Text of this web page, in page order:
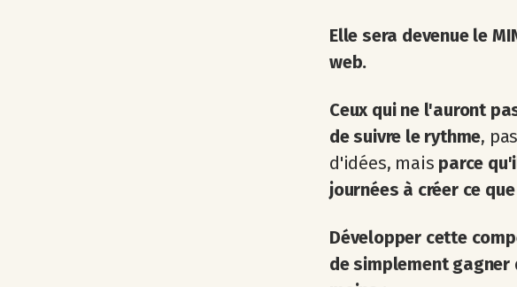
Elle sera devenue le
web.
Ceux qui ne l'auront
de suivre le rythme,
d'idées, mais parce
journées à créer ce
Développer cette
de simplement